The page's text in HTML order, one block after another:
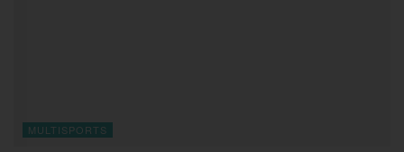
MULTISPORTS